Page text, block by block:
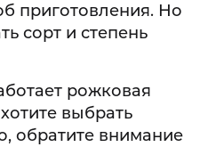
приготовления. Но
сорт и степень
рожковая
выбрать
обратите внимание